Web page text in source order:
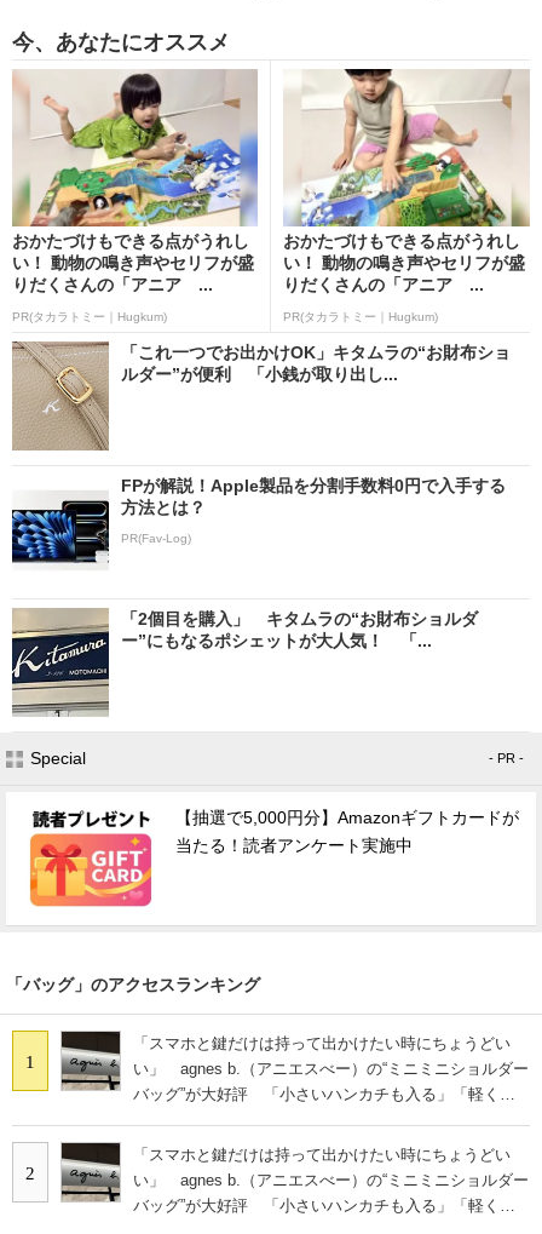
今、あなたにオススメ
おかたづけもできる点がうれし
い！ 動物の鳴き声やセリフが盛
りだくさんの「アニア ...
PR(タカラトミー｜Hugkum)
おかたづけもできる点がうれし
い！ 動物の鳴き声やセリフが盛
りだくさんの「アニア ...
PR(タカラトミー｜Hugkum)
「これ一つでお出かけOK」キタムラの“お財布ショ
ルダー”が便利 「小銭が取り出し...
FPが解説！Apple製品を分割手数料0円で入手する
方法とは？
PR(Fav-Log)
「2個目を購入」 キタムラの“お財布ショルダ
ー”にもなるポシェットが大人気！ 「...
Special - PR -
【抽選で5,000円分】Amazonギフトカードが
当たる！読者アンケート実施中
「バッグ」のアクセスランキング
1
「スマホと鍵だけは持って出かけたい時にちょうどい
い」 agnes b.（アニエスべー）の“ミニミニショルダー
バッグ”が大好評 「小さいハンカチも入る」「軽くて
2
「スマホと鍵だけは持って出かけたい時にちょうどい
い」 agnes b.（アニエスべー）の“ミニミニショルダー
バッグ”が大好評 「小さいハンカチも入る」「軽くて